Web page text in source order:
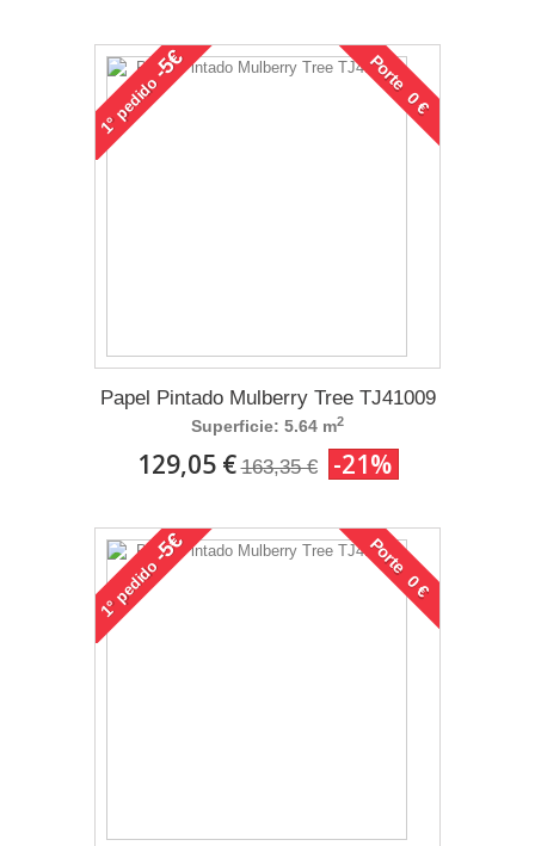
1°
pedido
-5€ Porte 0 €
Papel Pintado Mulberry Tree TJ41009
Superficie: 5.64 m2
129,05 € 163,35 € -21%
1°
pedido
-5€ Porte 0 €